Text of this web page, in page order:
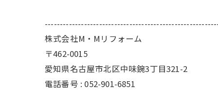
株式会社M・Mリフォーム
〒462-0015
愛知県名古屋市北区中味鋺3丁目321-2
電話番号 : 052-901-6851